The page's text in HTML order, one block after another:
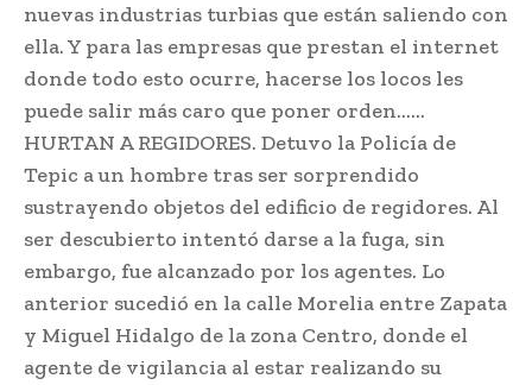
nuevas industrias turbias que están saliendo con
ella. Y para las empresas que prestan el internet
donde todo esto ocurre, hacerse los locos les
puede salir más caro que poner orden……
HURTAN A REGIDORES. Detuvo la Policía de
Tepic a un hombre tras ser sorprendido
sustrayendo objetos del edificio de regidores. Al
ser descubierto intentó darse a la fuga, sin
embargo, fue alcanzado por los agentes. Lo
anterior sucedió en la calle Morelia entre Zapata
y Miguel Hidalgo de la zona Centro, donde el
agente de vigilancia al estar realizando su